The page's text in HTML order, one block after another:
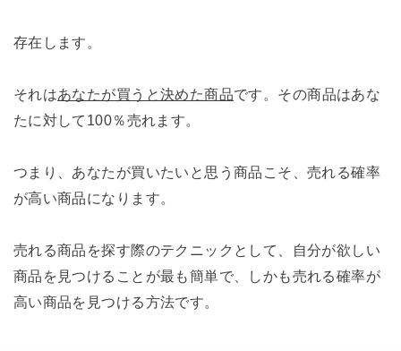
存在します。
それはあなたが買うと決めた商品です。その商品はあな
たに対して100％売れます。
つまり、あなたが買いたいと思う商品こそ、売れる確率
が高い商品になります。
売れる商品を探す際のテクニックとして、自分が欲しい
商品を見つけることが最も簡単で、しかも売れる確率が
高い商品を見つける方法です。